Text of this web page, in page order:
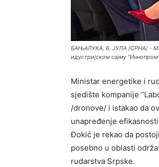
БАЊАЛУКА, 6. ЈУЛА /СРНА/ -
идустријском сајму
Ministar energetike i
sjedište kompanije
/dronove/ i istakao da
unapređenje
Đokić je rekao da
posebno u oblasti
rudarstva Srpske.